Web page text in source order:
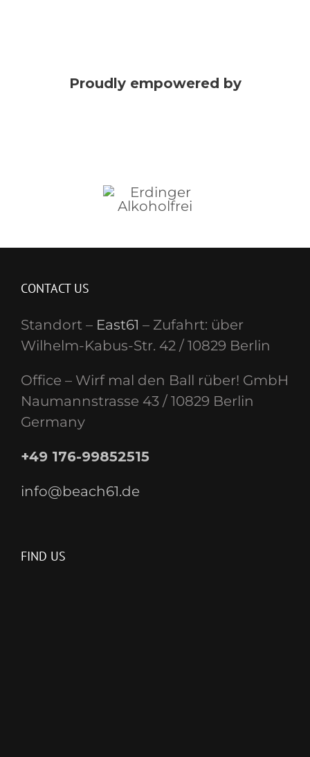
Proudly empowered by
CONTACT US
Standort – East61 – Zufahrt: über
Wilhelm-Kabus-Str. 42 / 10829 Berlin
Office – Wirf mal den Ball rüber! GmbH
Naumannstrasse 43 / 10829 Berlin
Germany
+49 176-99852515
info@beach61.de
FIND US